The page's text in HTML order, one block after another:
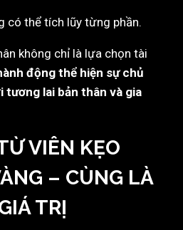
có thể tích lũy từng phần.
không chỉ là lựa chọn tài
động thể hiện sự chủ
lai bản thân và gia
VIÊN KẸO
– CÙNG LÀ
TRỊ